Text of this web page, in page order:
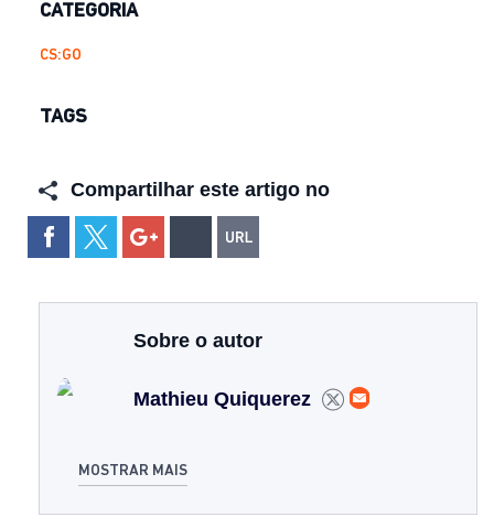
CATEGORIA
CS:GO
TAGS
Compartilhar este artigo no
Sobre o autor
Mathieu Quiquerez
MOSTRAR MAIS